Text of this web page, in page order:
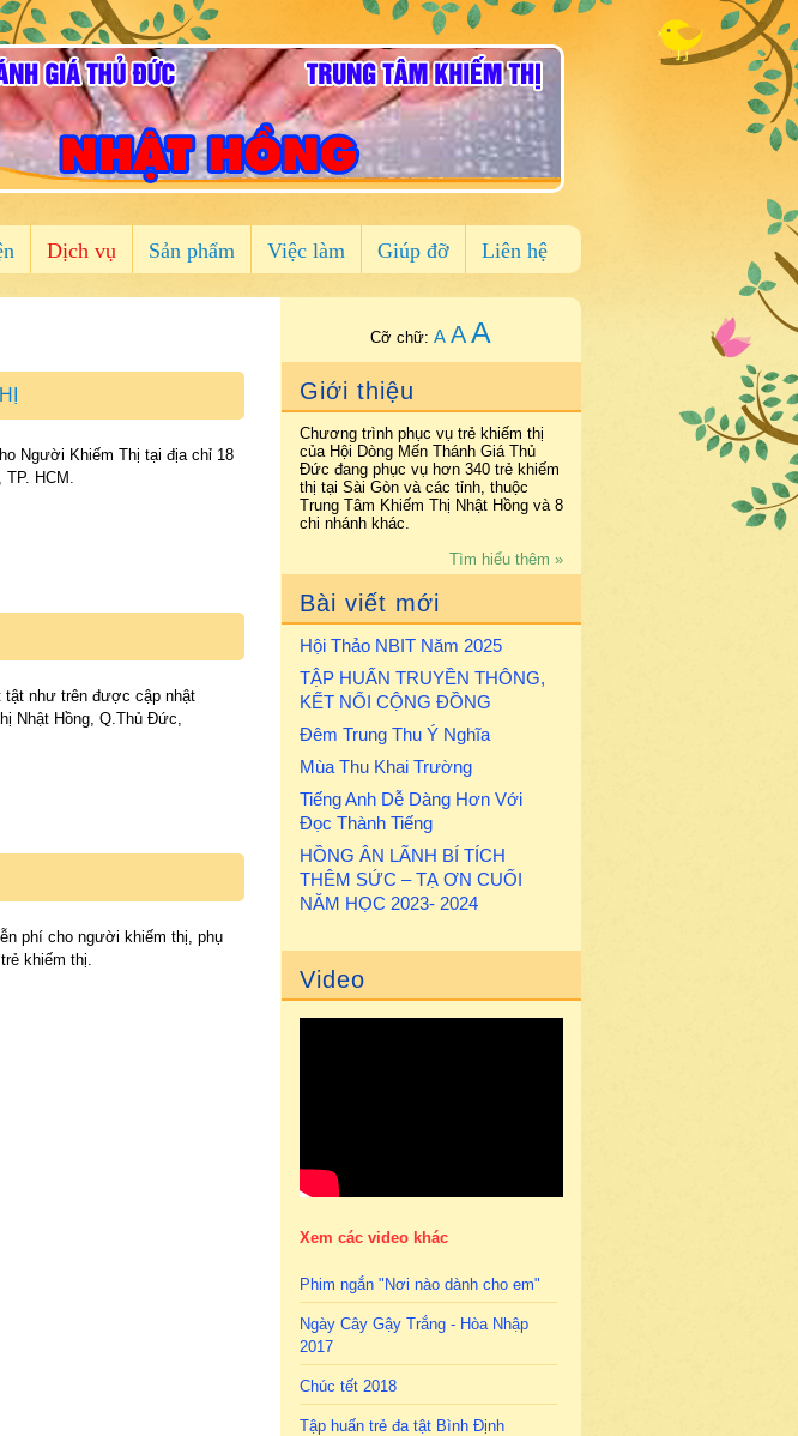
Dịch vụ Sản phẩm Việc làm Giúp đỡ Liên hệ
Cỡ chữ: A AA
Giới thiệu
Chương trình phục vụ trẻ khiếm thị
của Hội Dòng Mến Thánh Giá Thủ
Đức đang phục vụ hơn 340 trẻ khiếm
thị tại Sài Gòn và các tỉnh, thuộc
Trung Tâm Khiếm Thị Nhật Hồng và 8
chi nhánh khác.
Tìm hiểu thêm »
Bài viết mới
Hội Thảo NBIT Năm 2025
TẬP HUẤN TRUYỀN THÔNG,
KẾT NỐI CỘNG ĐỒNG
Đêm Trung Thu Ý Nghĩa
Mùa Thu Khai Trường
Tiếng Anh Dễ Dàng Hơn Với
Đọc Thành Tiếng
HỒNG ÂN LÃNH BÍ TÍCH
THÊM SỨC – TẠ ƠN CUỐI
NĂM HỌC 2023- 2024
Video
Xem các video khác
Phim ngắn "Nơi nào dành cho em"
Ngày Cây Gậy Trắng - Hòa Nhập
2017
Chúc tết 2018
Tập huấn trẻ đa tật Bình Định
Người Khiếm Thị tại địa chỉ 18
HCM.
tật như trên được cập nhật
Nhật Hồng, Q.Thủ Đức,
phí cho người khiếm thị, phụ
khiếm thị.